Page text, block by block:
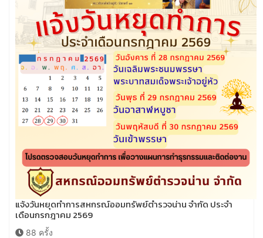
แจ้งวันหยุดทำการสหกรณ์ออมทรัพย์ตำรวจน่าน จำกัด ประจำ
เดือนกรกฎาคม 2569
88 ครั้ง